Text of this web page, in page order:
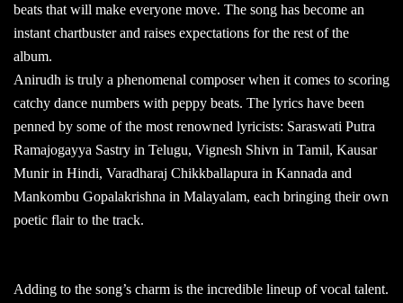
beats that will make everyone move. The song has become an
instant chartbuster and raises expectations for the rest of the
album.
Anirudh is truly a phenomenal composer when it comes to scoring
catchy dance numbers with peppy beats. The lyrics have been
penned by some of the most renowned lyricists: Saraswati Putra
Ramajogayya Sastry in Telugu, Vignesh Shivn in Tamil, Kausar
Munir in Hindi, Varadharaj Chikkballapura in Kannada and
Mankombu Gopalakrishna in Malayalam, each bringing their own
poetic flair to the track.
Adding to the song’s charm is the incredible lineup of vocal talent.